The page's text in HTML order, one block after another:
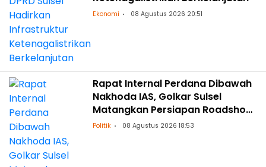
Ekonomi 08 Agustus 2026 20:51
Rapat Internal Perdana Dibawah
Nakhoda IAS, Golkar Sulsel
Matangkan Persiapan Roadshow
ke Daerah
Politik 08 Agustus 2026 18:53